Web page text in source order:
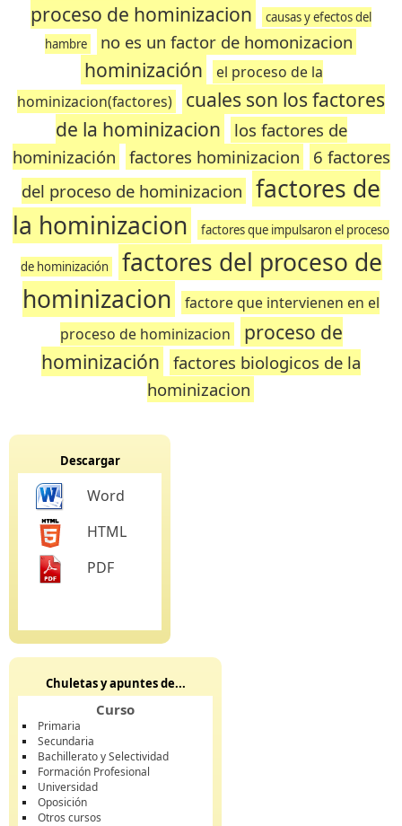
proceso de hominizacion
causas y efectos del
hambre
no es un factor de homonizacion
hominización
el proceso de la
hominizacion(factores)
cuales son los factores
de la hominizacion
los factores de
hominización
factores hominizacion
6 factores
del proceso de hominizacion
factores de
la hominizacion
factores que impulsaron el proceso
de hominización
factores del proceso de
hominizacion
factore que intervienen en el
proceso de hominizacion
proceso de
hominización
factores biologicos de la
hominizacion
Descargar
Word
HTML
PDF
Chuletas y apuntes de...
Curso
Primaria
Secundaria
Bachillerato y Selectividad
Formación Profesional
Universidad
Oposición
Otros cursos